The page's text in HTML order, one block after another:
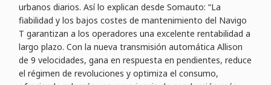
urbanos diarios. Así lo explican desde Somauto: “La
fiabilidad y los bajos costes de mantenimiento del Navigo
T garantizan a los operadores una excelente rentabilidad a
largo plazo. Con la nueva transmisión automática Allison
de 9 velocidades, gana en respuesta en pendientes, reduce
el régimen de revoluciones y optimiza el consumo,